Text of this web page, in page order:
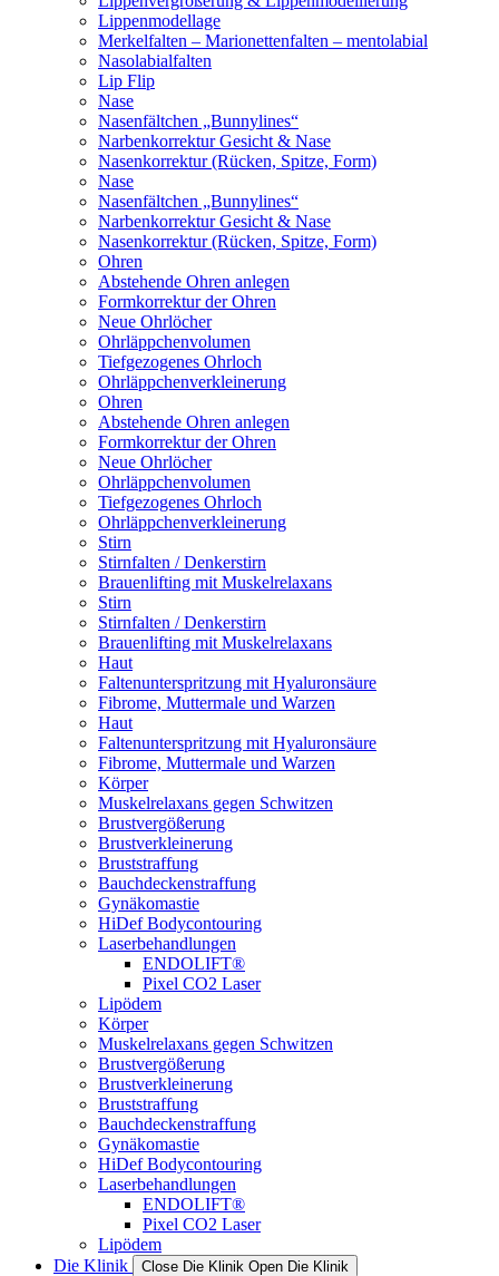
Lippenmodellage
Merkelfalten – Marionettenfalten – mentolabial
Nasolabialfalten
Lip Flip
Nase
Nasenfältchen „Bunnylines“
Narbenkorrektur Gesicht & Nase
Nasenkorrektur (Rücken, Spitze, Form)
Nase
Nasenfältchen „Bunnylines“
Narbenkorrektur Gesicht & Nase
Nasenkorrektur (Rücken, Spitze, Form)
Ohren
Abstehende Ohren anlegen
Formkorrektur der Ohren
Neue Ohrlöcher
Ohrläppchenvolumen
Tiefgezogenes Ohrloch
Ohrläppchenverkleinerung
Ohren
Abstehende Ohren anlegen
Formkorrektur der Ohren
Neue Ohrlöcher
Ohrläppchenvolumen
Tiefgezogenes Ohrloch
Ohrläppchenverkleinerung
Stirn
Stirnfalten / Denkerstirn
Brauenlifting mit Muskelrelaxans
Stirn
Stirnfalten / Denkerstirn
Brauenlifting mit Muskelrelaxans
Haut
Faltenunterspritzung mit Hyaluronsäure
Fibrome, Muttermale und Warzen
Haut
Faltenunterspritzung mit Hyaluronsäure
Fibrome, Muttermale und Warzen
Körper
Muskelrelaxans gegen Schwitzen
Brustvergößerung
Brustverkleinerung
Bruststraffung
Bauchdeckenstraffung
Gynäkomastie
HiDef Bodycontouring
Laserbehandlungen
ENDOLIFT®
Pixel CO2 Laser
Lipödem
Körper
Muskelrelaxans gegen Schwitzen
Brustvergößerung
Brustverkleinerung
Bruststraffung
Bauchdeckenstraffung
Gynäkomastie
HiDef Bodycontouring
Laserbehandlungen
ENDOLIFT®
Pixel CO2 Laser
Lipödem
Die Klinik
Close Die Klinik Open Die Klinik